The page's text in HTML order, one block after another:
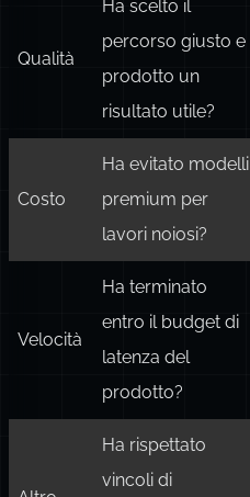
Qualità
Ha scelto il
percorso giusto e
prodotto un
risultato utile?
Costo
Ha evitato modelli
premium per
lavori noiosi?
Velocità
Ha terminato
entro il budget di
latenza del
prodotto?
Ha rispettato
vincoli di